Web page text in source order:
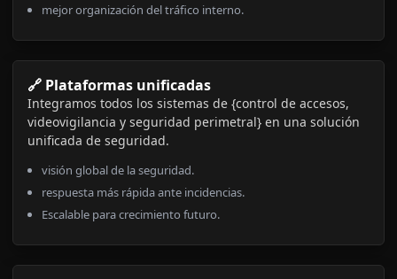
mejor organización del tráfico interno.
🔗 Plataformas unificadas
Integramos todos los sistemas de {control de accesos,
videovigilancia y seguridad perimetral} en una solución
unificada de seguridad.
visión global de la seguridad.
respuesta más rápida ante incidencias.
Escalable para crecimiento futuro.